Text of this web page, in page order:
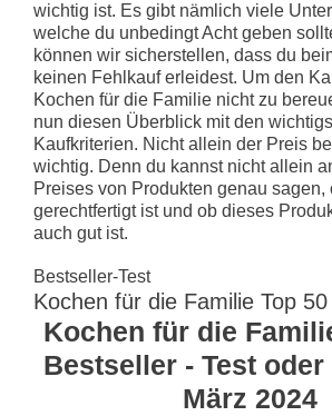
wichtig ist. Es gibt nämlich viele
welche du unbedingt Acht geben
können wir sicherstellen, dass du
keinen Fehlkauf erleidest. Um den
Kochen für die Familie nicht zu
nun diesen Überblick mit den
Kaufkriterien. Nicht allein der Preis
wichtig. Denn du kannst nicht allein
Preises von Produkten genau sagen,
gerechtfertigt ist und ob dieses
auch gut ist.
Bestseller-Test
Kochen für die Familie Top 50
Kochen für die
Bestseller - Test
März 2024